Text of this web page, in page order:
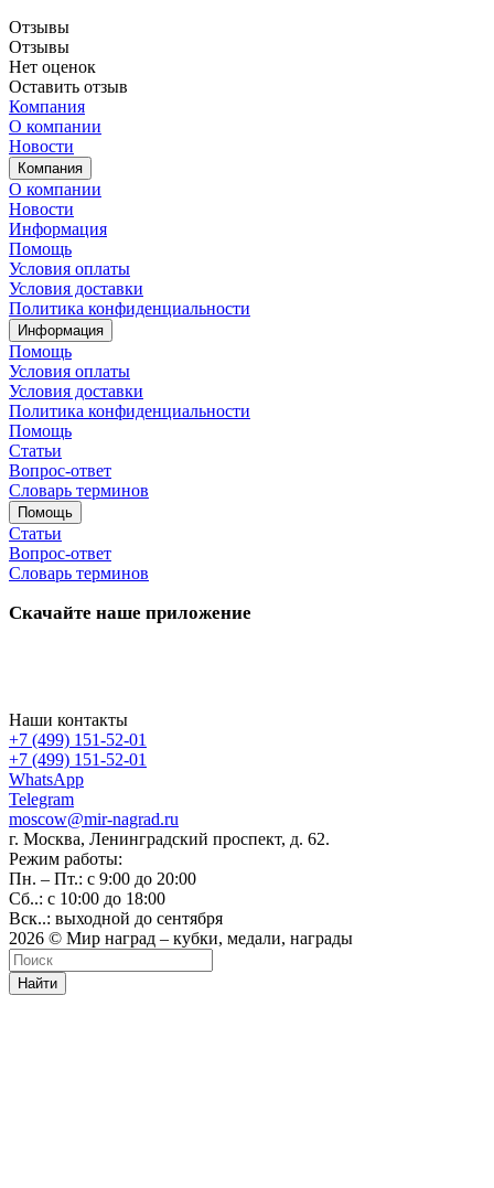
Отзывы
Отзывы
Нет оценок
Оставить отзыв
Компания
О компании
Новости
Компания
О компании
Новости
Информация
Помощь
Условия оплаты
Условия доставки
Политика конфиденциальности
Информация
Помощь
Условия оплаты
Условия доставки
Политика конфиденциальности
Помощь
Статьи
Вопрос-ответ
Словарь терминов
Помощь
Статьи
Вопрос-ответ
Словарь терминов
Скачайте наше приложение
Наши контакты
+7 (499) 151-52-01
+7 (499) 151-52-01
WhatsApp
Telegram
moscow@mir-nagrad.ru
г. Москва, Ленинградский проспект, д. 62.
Режим работы:
Пн. – Пт.: с 9:00 до 20:00
Сб..: с 10:00 до 18:00
Вск..: выходной до сентября
2026 © Мир наград – кубки, медали, награды
Найти